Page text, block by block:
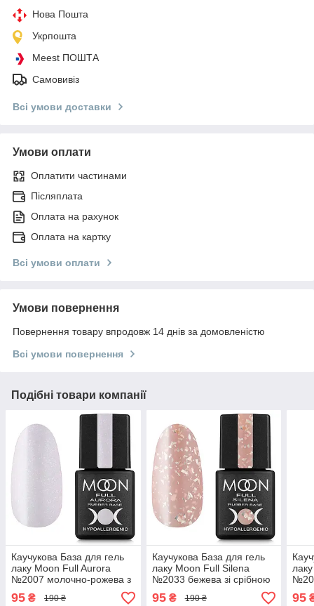
Нова Пошта
Укрпошта
Meest ПОШТА
Самовивіз
Всі умови доставки
Умови оплати
Оплатити частинами
Післяплата
Оплата на рахунок
Оплата на картку
Всі умови оплати
Умови повернення
Повернення товару впродовж 14 днів за домовленістю
Всі умови повернення
Подібні товари компанії
Каучукова База для гель
лаку Moon Full Aurora
№2007 молочно-рожева з
дрібним шиммером 8 мл
95 ₴ 190 ₴
Каучукова База для гель
лаку Moon Full Silena
№2033 бежева зі срібною
поталлю 8 мл
95₴ 190 ₴ 95